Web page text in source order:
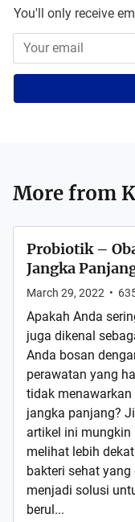
You'll only receive
More from
Probiotik –
Jangka
March 29, 2022 •
Apakah Anda
juga dikenal
Anda bosan
perawatan yang
tidak
jangka panjang?
artikel ini mungkin
melihat lebih
bakteri sehat
menjadi solusi
berul...